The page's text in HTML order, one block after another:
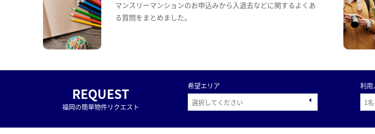
マンスリーマンションのお申込みから入退去などに関するよくあ
る質問をまとめました。
REQUEST
福岡の簡単物件リクエスト
希望エリア 利用